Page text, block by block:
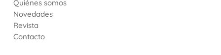
Quiénes somos
Novedades
Revista
Contacto